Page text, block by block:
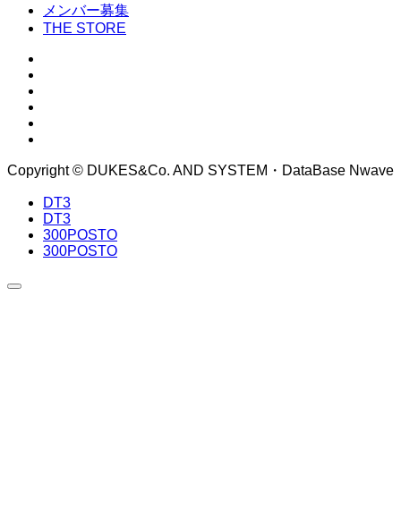
メンバー募集
THE STORE
Copyright © DUKES&Co. AND SYSTEM・DataBase Nwave
DT3
DT3
300POSTO
300POSTO